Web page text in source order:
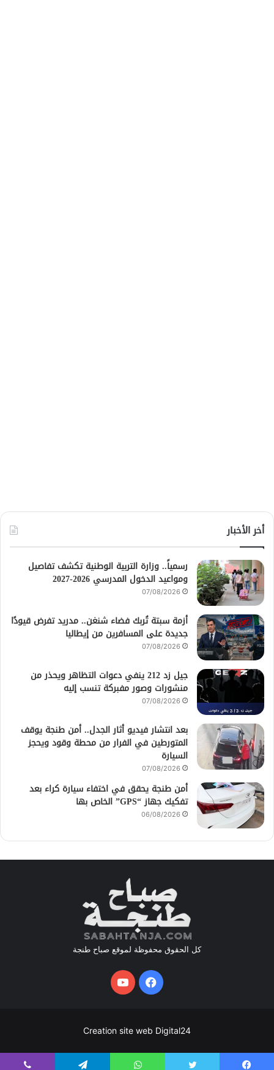
أخر الأخبار
رسمياً.. وزارة التربية الوطنية تكشف تفاصيل
ومواعيد الدخول المدرسي 2026-2027
07/08/2026
أزمة سبتة تُربك فضاء شنغن.. مدريد تفرض قيودًا
جديدة على المسافرين من إيطاليا
07/08/2026
جيل زد 212 ينفي دعوات التظاهر ويحذر من
منشورات وصور مفبركة تنسب إليه
07/08/2026
بعد انتشار فيديو أثار الجدل.. أمن طنجة يوقف
المتورطين في الفرار من محطة وقود ويحجز
السيارة
07/08/2026
أمن طنجة يحقق في اختفاء سيارة كراء بعد
تفكيك جهاز “GPS” الخاص بها
06/08/2026
كل الحقوق محفوظة لموقع صباح طنجة
فيسبوكيوتيوب
Creation site web Digital24